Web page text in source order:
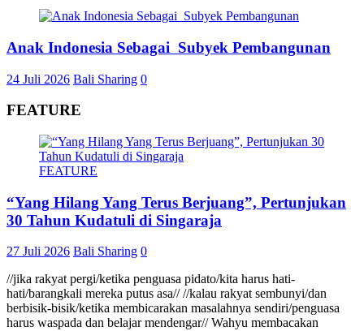
Anak Indonesia Sebagai Subyek Pembangunan
24 Juli 2026 Bali Sharing 0
FEATURE
FEATURE
“Yang Hilang Yang Terus Berjuang”, Pertunjukan
30 Tahun Kudatuli di Singaraja
27 Juli 2026 Bali Sharing 0
//jika rakyat pergi/ketika penguasa pidato/kita harus hati-
hati/barangkali mereka putus asa// //kalau rakyat sembunyi/dan
berbisik-bisik/ketika membicarakan masalahnya sendiri/penguasa
harus waspada dan belajar mendengar// Wahyu membacakan